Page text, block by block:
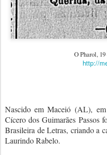
O Pharol,
http://
Nascido em Maceió (AL),
Cícero dos Guimarães Passos
Brasileira de Letras, criando a
Laurindo Rabelo.